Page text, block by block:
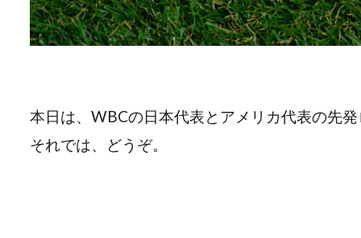
本日は、WBCの日本代表とアメリカ代表の先
それでは、どうぞ。